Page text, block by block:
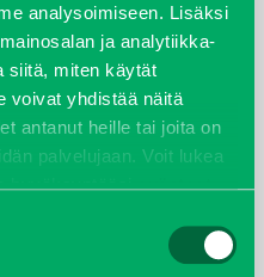
analysoimiseen. Lisäksi
ja analytiikka-
siitä, miten käytät
voivat yhdistää näitä
antanut heille tai joita on
palvelujaan. Voit lukea
hyväksyntääsievästeet